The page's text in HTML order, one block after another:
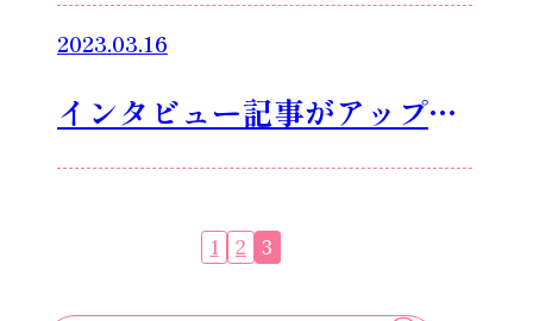
2023.03.16
インタビュー記事がアップさ
れました
1 2 3